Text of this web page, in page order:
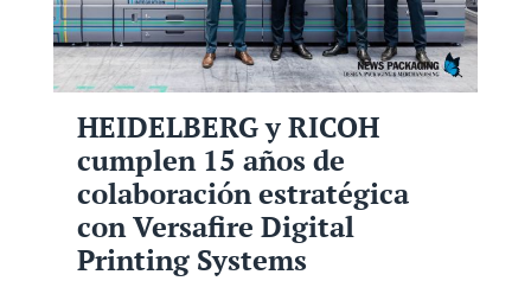
HEIDELBERG y RICOH
cumplen 15 años de
colaboración estratégica
con Versafire Digital
Printing Systems